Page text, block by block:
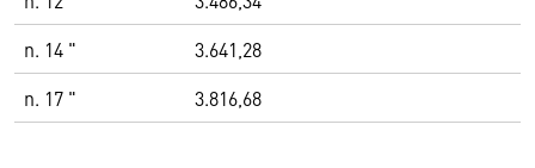
n. 14 "
3.641,28
n. 17 "
3.816,68